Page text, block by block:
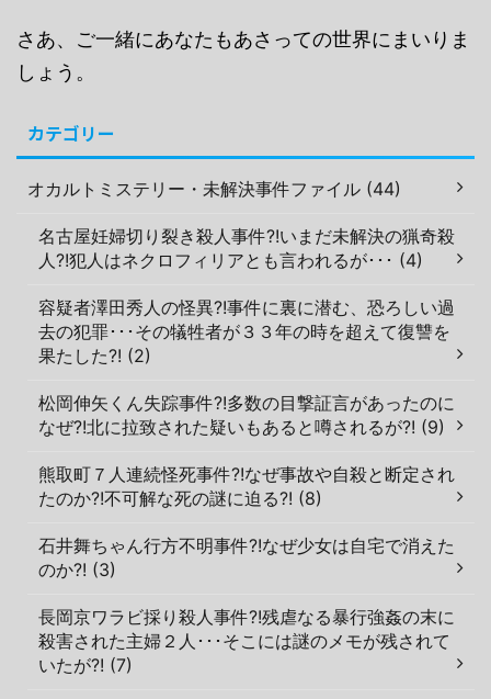
さあ、ご一緒にあなたもあさっての世界にまいりま
しょう。
カテゴリー
オカルトミステリー・未解決事件ファイル (44)
名古屋妊婦切り裂き殺人事件?!いまだ未解決の猟奇殺
人?!犯人はネクロフィリアとも言われるが･･･ (4)
容疑者澤田秀人の怪異?!事件に裏に潜む、恐ろしい過
去の犯罪･･･その犠牲者が３３年の時を超えて復讐を
果たした?! (2)
松岡伸矢くん失踪事件?!多数の目撃証言があったのに
なぜ?!北に拉致された疑いもあると噂されるが?! (9)
熊取町７人連続怪死事件?!なぜ事故や自殺と断定され
たのか?!不可解な死の謎に迫る?! (8)
石井舞ちゃん行方不明事件?!なぜ少女は自宅で消えた
のか?! (3)
長岡京ワラビ採り殺人事件?!残虐なる暴行強姦の末に
殺害された主婦２人･･･そこには謎のメモが残されて
いたが?! (7)